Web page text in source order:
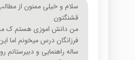
سلام و خیلی ممنون از
قشنگتون
من دانش اموزی هستم ک
ساله راهنمایی و دبیرستانم